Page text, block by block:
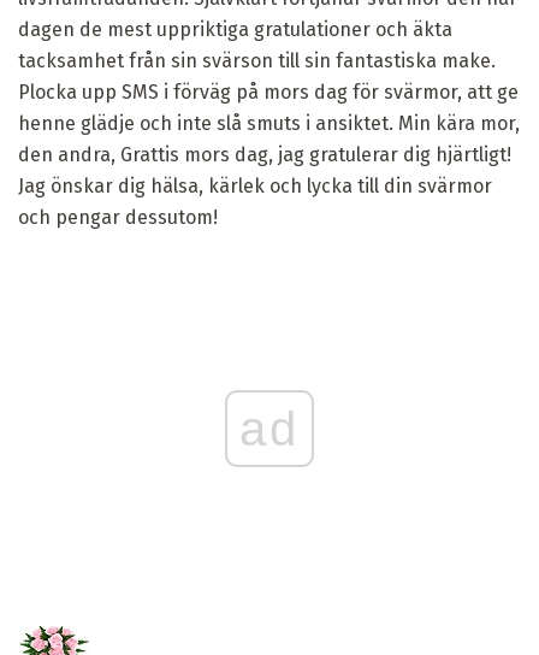
dagen de mest uppriktiga gratulationer och äkta
tacksamhet från sin svärson till sin fantastiska make.
Plocka upp SMS i förväg på mors dag för svärmor, att ge
henne glädje och inte slå smuts i ansiktet. Min kära mor,
den andra, Grattis mors dag, jag gratulerar dig hjärtligt!
Jag önskar dig hälsa, kärlek och lycka till din svärmor
och pengar dessutom!
ad